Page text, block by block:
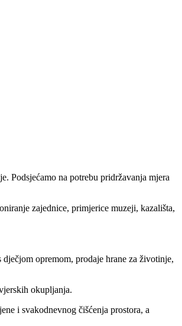
Podsjećamo na potrebu pridržavanja mjera
zajednice, primjerice muzeji, kazališta,
opremom, prodaje hrane za životinje,
okupljanja.
i svakodnevnog čišćenja prostora, a